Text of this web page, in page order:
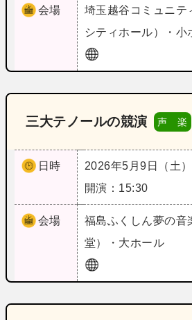
会場 埼玉 越谷コミュニテ
シティホール）・小
三大テノールの競演 声 楽
日時
2026年5月9日（土）
開演：15:30
会場 福島ふくしん夢の音
堂）・大ホール